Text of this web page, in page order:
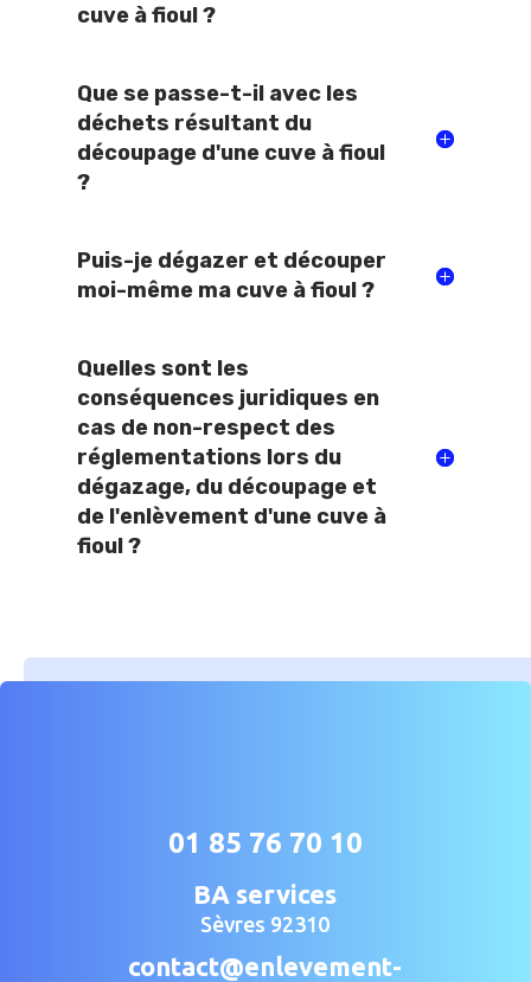
cuve à fioul ?
Que se passe-t-il avec les
déchets résultant du
découpage d'une cuve à fioul
?
Puis-je dégazer et découper
moi-même ma cuve à fioul ?
Quelles sont les
conséquences juridiques en
cas de non-respect des
réglementations lors du
dégazage, du découpage et
de l'enlèvement d'une cuve à
fioul ?
01 85 76 70 10
BA services
Sèvres 92310
contact@enlevement-